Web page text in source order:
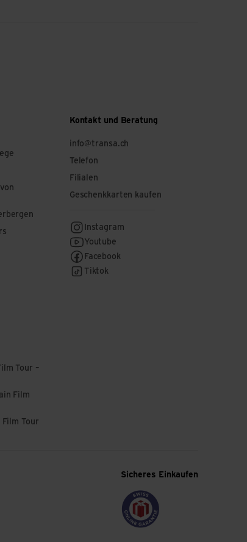
Tour –
Film
Tour
Kontakt und Beratung
info@transa.ch
Telefon
Filialen
Geschenkkarten kaufen
Instagram
Youtube
Facebook
Tiktok
Sicheres Einkaufen